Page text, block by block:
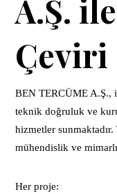
A.Ş.
Çeviri
BEN TERCÜME A.Ş.,
teknik doğruluk ve
hizmetler
mühendislik ve
Her proje: